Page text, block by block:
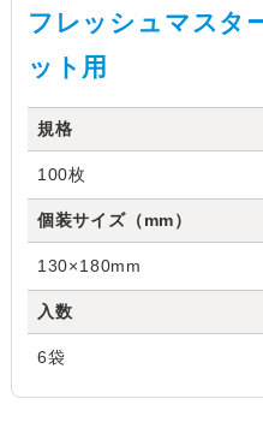
フレッシュマス
ット用
規格
100枚
個装サイズ（mm）
130×180mm
入数
6袋